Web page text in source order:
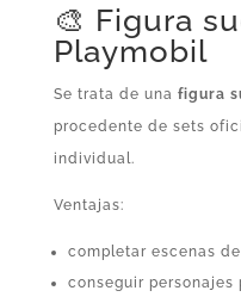
🎨 Figura
Playmobil
Se trata de una figura
procedente de sets
individual.
Ventajas:
completar escenas
conseguir personajes